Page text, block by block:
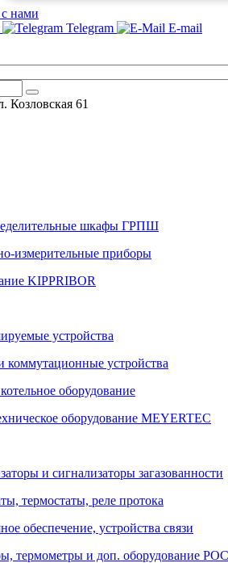
с нами
Telegram
E-mail
Козловская 61
шкафы ГРПШ
измерительные приборы
KIPPRIBOR
устройства
коммутационные устройства
оборудование
оборудование MEYERTEC
и сигнализаторы загазованности
термостаты, реле протока
обеспечение, устройства связи
термометры и доп. оборудование